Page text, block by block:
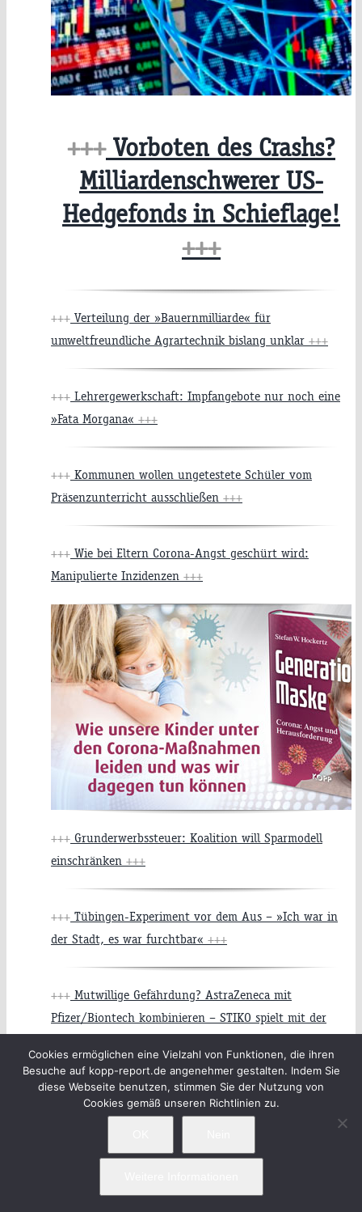
+++Vorboten des Crashs?
Milliardenschwerer US-
Hedgefonds in Schieflage!
+++
+++ Verteilung der »Bauernmilliarde« für
umweltfreundliche Agrartechnik bislang unklar +++
+++ Lehrergewerkschaft: Impfangebote nur noch eine
»Fata Morgana« +++
+++ Kommunen wollen ungetestete Schüler vom
Präsenzunterricht ausschließen +++
+++ Wie bei Eltern Corona-Angst geschürt wird:
Manipulierte Inzidenzen +++
+++ Grunderwerbssteuer: Koalition will Sparmodell
einschränken +++
+++ Tübingen-Experiment vor dem Aus – »Ich war in
der Stadt, es war furchtbar« +++
+++ Mutwillige Gefährdung? AstraZeneca mit
Pfizer/Biontech kombinieren – STIKO spielt mit der
+++ Teil 2 zum 60. Jahrestag des Anwerbeabkommens
mit der Türkei: Umvolkung ohne Ende?
Cookies ermöglichen eine Vielzahl von Funktionen, die ihren
Besuche auf kopp-report.de angenehmer gestalten. Indem Sie
diese Webseite benutzen, stimmen Sie der Nutzung von
Cookies gemäß unseren Richtlinien zu.